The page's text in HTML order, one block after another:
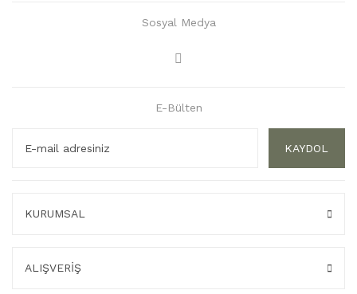
Sosyal Medya
E-Bülten
KAYDOL
KURUMSAL
ALIŞVERİŞ